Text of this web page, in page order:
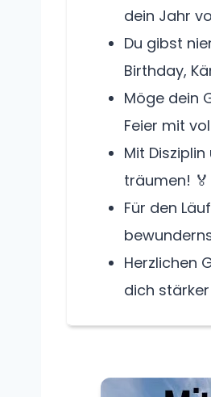
dein Jahr
Du gibst
Birthday,
Möge dein
Feier mit
Mit
träumen! 🏅
Für den
Herzlichen
dich